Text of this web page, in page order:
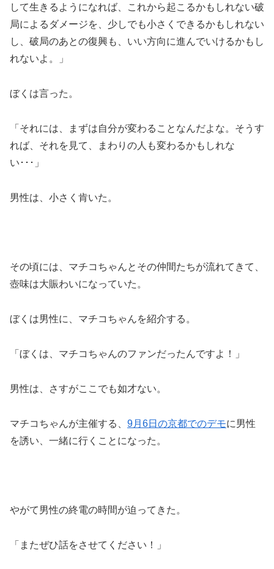
して生きるようになれば、これから起こるかもしれない破
局によるダメージを、少しでも小さくできるかもしれない
し、破局のあとの復興も、いい方向に進んでいけるかもし
れないよ。」
ぼくは言った。
「それには、まずは自分が変わることなんだよな。そうす
れば、それを見て、まわりの人も変わるかもしれな
い･･･」
男性は、小さく肯いた。
その頃には、マチコちゃんとその仲間たちが流れてきて、
壺味は大賑わいになっていた。
ぼくは男性に、マチコちゃんを紹介する。
「ぼくは、マチコちゃんのファンだったんですよ！」
男性は、さすがここでも如才ない。
マチコちゃんが主催する、 9月6日の京都でのデモに男性
を誘い、一緒に行くことになった。
やがて男性の終電の時間が迫ってきた。
「またぜひ話をさせてください！」